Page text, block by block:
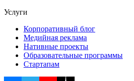
Услуги
Корпоративный блог
Медийная реклама
Нативные проекты
Образовательные программы
Стартапам